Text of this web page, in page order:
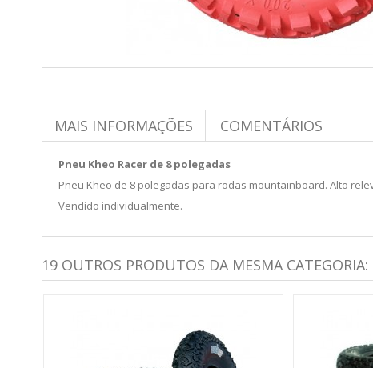
MAIS INFORMAÇÕES COMENTÁRIOS
Pneu Kheo Racer de 8 polegadas
Pneu Kheo de 8 polegadas para rodas mountainboard. Alto
Vendido individualmente.
19 OUTROS PRODUTOS DA MESMA CATEGORIA: